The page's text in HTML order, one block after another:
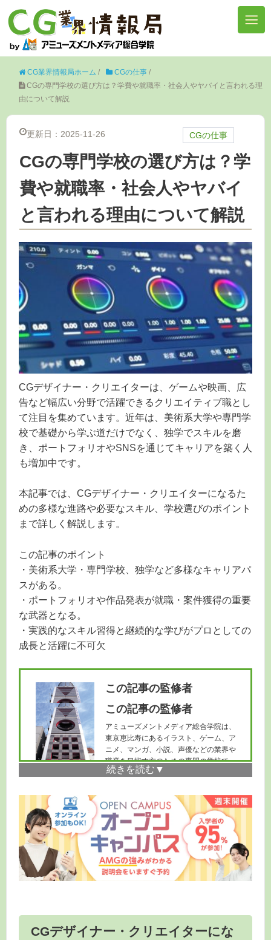
CG業界情報局ホーム / CGの仕事 /
CGの専門学校の選び方は？学費や就職率・社会人やヤバイと言われる理
由について解説
更新日：2025-11-26 CGの仕事
CGの専門学校の選び方は？学
費や就職率・社会人やヤバイ
と言われる理由について解説
CGデザイナー・クリエイターは、ゲームや映画、広
告など幅広い分野で活躍できるクリエイティブ職とし
て注目を集めています。近年は、美術系大学や専門学
校で基礎から学ぶ道だけでなく、独学でスキルを磨
き、ポートフォリオやSNSを通じてキャリアを築く人
も増加中です。
本記事では、CGデザイナー・クリエイターになるた
めの多様な進路や必要なスキル、学校選びのポイント
まで詳しく解説します。
この記事のポイント
・美術系大学・専門学校、独学など多様なキャリアパ
スがある。
・ポートフォリオや作品発表が就職・案件獲得の重要
な武器となる。
・実践的なスキル習得と継続的な学びがプロとしての
成長と活躍に不可欠
この記事の監修者
この記事の監修者
アミューズメントメディア総合学院は、
東京恵比寿にあるイラスト、ゲーム、ア
ニメ、マンガ、小説、声優などの業界や
職業を目指す方のための専門の学校で
す。CG学科を知りたい方は
CGデザイナー・クリエイターにな